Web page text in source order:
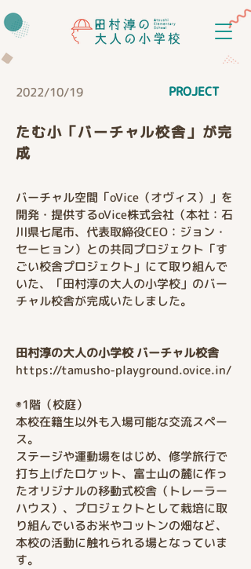
2022/10/19 PROJECT
たむ小「バーチャル校舎」が完
成
バーチャル空間「oVice（オヴィス）」を
開発・提供するoVice株式会社（本社：石
川県七尾市、代表取締役CEO：ジョン・
セーヒョン）との共同プロジェクト「す
ごい校舎プロジェクト」にて取り組んで
いた、「田村淳の大人の小学校」のバー
チャル校舎が完成いたしました。
田村淳の大人の小学校 バーチャル校舎
https://tamusho-playground.ovice.in/
◉1階（校庭）
本校在籍生以外も入場可能な交流スペー
ス。
ステージや運動場をはじめ、修学旅行で
打ち上げたロケット、富士山の麓に作っ
たオリジナルの移動式校舎（トレーラー
ハウス）、プロジェクトとして栽培に取
り組んでいるお米やコットンの畑など、
本校の活動に触れられる場となっていま
す。